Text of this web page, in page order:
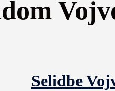
Selidbe